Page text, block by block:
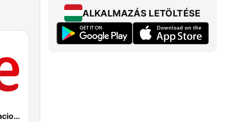
RNE Radio Nacional
ALKALMAZÁS LETÖLTÉSE